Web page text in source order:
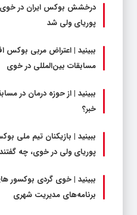
درخشش بوکس ایران در خوی؛
پوریای ولی شد
ببینید | اعتراض مربی بوکس
مسابقات بین‌المللی در خوی
ببینید | از حوزه درمان در
خبر؟
ببینید | بازیکنان تیم ملی
پوریای ولی در خوی، چه
ببینید | خوی گردی بوکسور
برنامه‌های مدیریت شهری